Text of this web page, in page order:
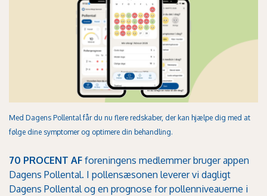
Med Dagens Pollental får du nu flere redskaber, der kan hjælpe dig med at
følge dine symptomer og optimere din behandling.
70 PROCENT AF foreningens medlemmer bruger appen
Dagens Pollental. I pollensæsonen leverer vi dagligt
Dagens Pollental og en prognose for pollenniveauerne i